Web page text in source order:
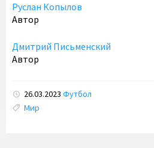
Руслан Копылов
Автор
Дмитрий Письменский
Автор
26.03.2023 Футбол
Tags:
Мир